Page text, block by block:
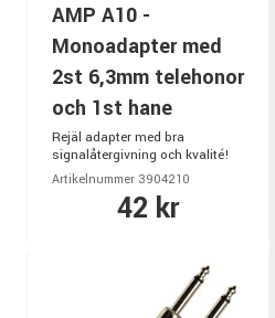
AMP A10 -
Monoadapter med
2st 6,3mm telehonor
och 1st hane
Rejäl adapter med bra
signalåtergivning och kvalité!
Artikelnummer 3904210
42 kr